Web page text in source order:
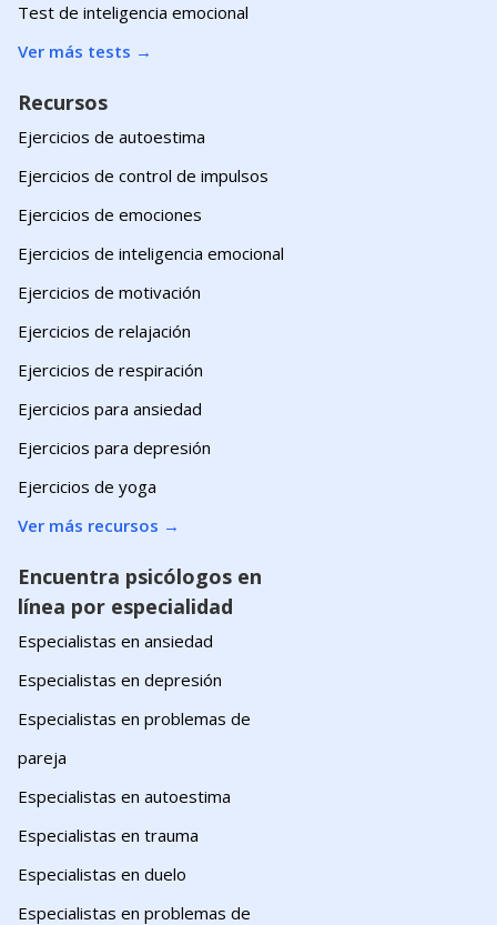
Test de inteligencia emocional
Ver más tests →
Recursos
Ejercicios de autoestima
Ejercicios de control de impulsos
Ejercicios de emociones
Ejercicios de inteligencia emocional
Ejercicios de motivación
Ejercicios de relajación
Ejercicios de respiración
Ejercicios para ansiedad
Ejercicios para depresión
Ejercicios de yoga
Ver más recursos →
Encuentra psicólogos en
línea por especialidad
Especialistas en ansiedad
Especialistas en depresión
Especialistas en problemas de
pareja
Especialistas en autoestima
Especialistas en trauma
Especialistas en duelo
Especialistas en problemas de